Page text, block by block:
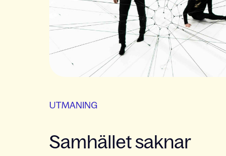
UTMANING
Samhället saknar